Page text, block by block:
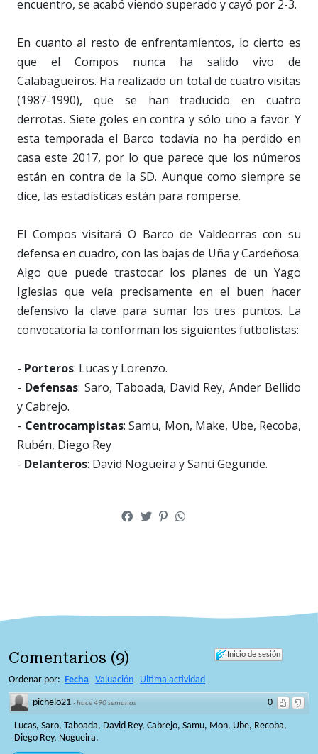
encuentro, se acabó viendo superado y cayó por 2-3.
En cuanto al resto de enfrentamientos, lo cierto es
que el Compos nunca ha salido vivo de
Calabagueiros. Ha realizado un total de cuatro visitas
(1987-1990), que se han traducido en cuatro
derrotas. Siete goles en contra y sólo uno a favor. Y
esta temporada el Barco todavía no ha perdido en
casa este 2017, por lo que parece que los números
están en contra de la SD. Aunque como siempre se
dice, las estadísticas están para romperse.
El Compos visitará O Barco de Valdeorras con su
defensa en cuadro, con las bajas de Uña y Cardeñosa.
Algo que puede trastocar los planes de un Yago
Iglesias que veía precisamente en el buen hacer
defensivo la clave para sumar los tres puntos. La
convocatoria la conforman los siguientes futbolistas:
- Porteros: Lucas y Lorenzo.
- Defensas: Saro, Taboada, David Rey, Ander Bellido
y Cabrejo.
- Centrocampistas: Samu, Mon, Make, Ube, Recoba,
Rubén, Diego Rey
- Delanteros: David Nogueira y Santi Gegunde.
Inicio de sesión
Comentarios (9)
Ordenar por: Fecha Valuación Ultima actividad
0
pichelo21 ·hace 490 semanas
Lucas, Saro, Taboada, David Rey, Cabrejo, Samu, Mon, Ube, Recoba,
Diego Rey, Nogueira.